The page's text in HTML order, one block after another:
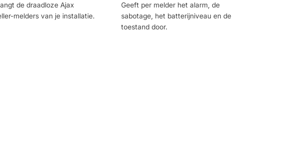
de draadloze Ajax
melders van je installatie.
Geeft per melder het alarm, de
sabotage, het batterijniveau en de
toestand door.